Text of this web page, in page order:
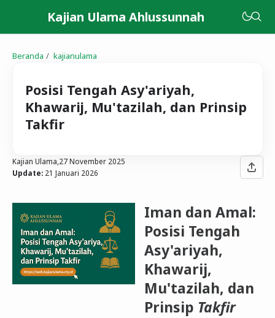
Kajian Ulama Ahlussunnah
Beranda kajianulama
Posisi Tengah Asy'ariyah,
Khawarij, Mu'tazilah, dan Prinsip
Takfir
Kajian Ulama, 27 November 2025
Update: 21 Januari 2026
Iman dan Amal:
Posisi Tengah
Asy'ariyah,
Khawarij,
Mu'tazilah, dan
Prinsip Takfir